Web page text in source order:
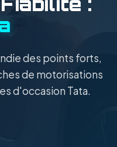
des points forts,
de motorisations
d'occasion Tata.